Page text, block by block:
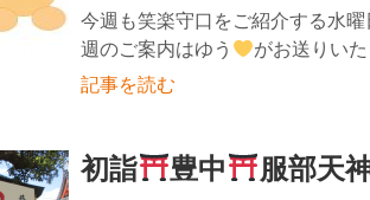
今週も笑楽守口をご紹介する
週のご案内はゆう
がお送りいた
記事を読む
初詣 豊中 服部天